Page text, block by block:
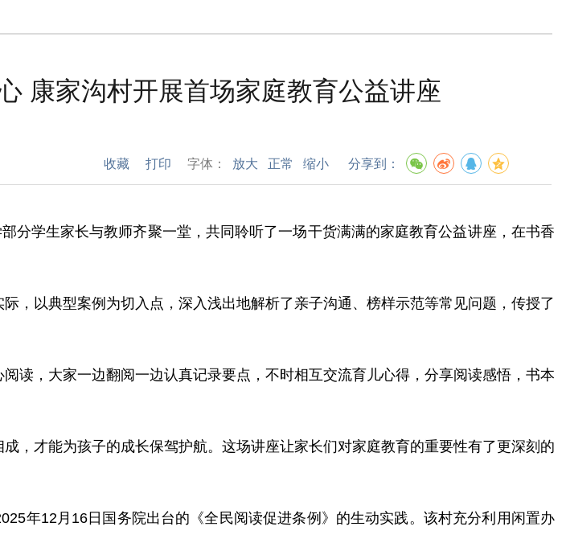
康家沟村开展首场家庭教育公益讲座
收藏 打印 字体： 放大 正常 缩小 分享到：
分学生家长与教师齐聚一堂，共同聆听了一场干货满满的家庭教育公益讲座，在书香
，以典型案例为切入点，深入浅出地解析了亲子沟通、榜样示范等常见问题，传授了
读，大家一边翻阅一边认真记录要点，不时相互交流育儿心得，分享阅读感悟，书本
，才能为孩子的成长保驾护航。这场讲座让家长们对家庭教育的重要性有了更深刻的
年12月16日国务院出台的《全民阅读促进条例》的生动实践。该村充分利用闲置办